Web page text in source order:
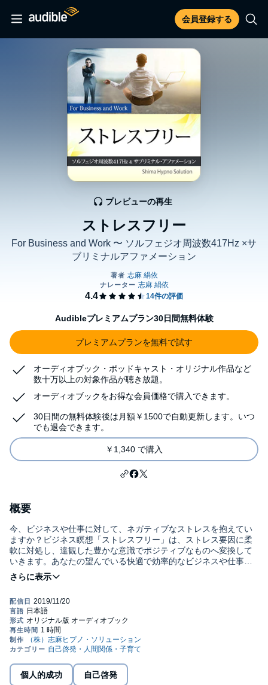
会員登録する
ストレスフリー
For Business and Work 〜 ソルフェジオ周波数417Hz ×サ
ブリミナルアファメーション
プレビューの再生
Audibleプレミアムプラン30日間無料体験
プレミアムプランを無料で試す
オーディオブック・ポッドキャスト・オリジナル作品など
数十万以上の対象作品が聴き放題。
オーディオブックをお得な会員価格で購入できます。
30日間の無料体験後は月額￥1500で自動更新します。いつ
でも退会できます。
￥1,340 で購入
概要
今、ビジネスや仕事に対して、ネガティブなストレスを抱えてい
ますか？ビジネス瞑想「ストレスフリー」は、ストレス要因に柔
軟に対処し、達観した豊かな意識でポジティブなものへ変換して
いきます。あなたの望んでいる快適で効率的なビジネスや仕事が
できるようにしていきましょう。 トラック１は、ストレス要因だ
と感じているすべてのことから解放していきます。ストレス要因
げるための25個のアファメーションを受け取ります。 トラック２
は、ソルフェジオ周波数417Hzとサブリミナルアファメーション
を加えたサウンドをお愉しみください。BGMのように流しながら
仕事や作業を行なうことができます。トラック１の体験に慣れた
ら、トラック２から再生しご活用ください。 ビジネスや仕事に有
覚として認識する言葉以外に、特化した周波数と波形による肯定
的なメッセージによる体験が含まれます。ソルフェジオ周波数
個人的成功 自己啓発